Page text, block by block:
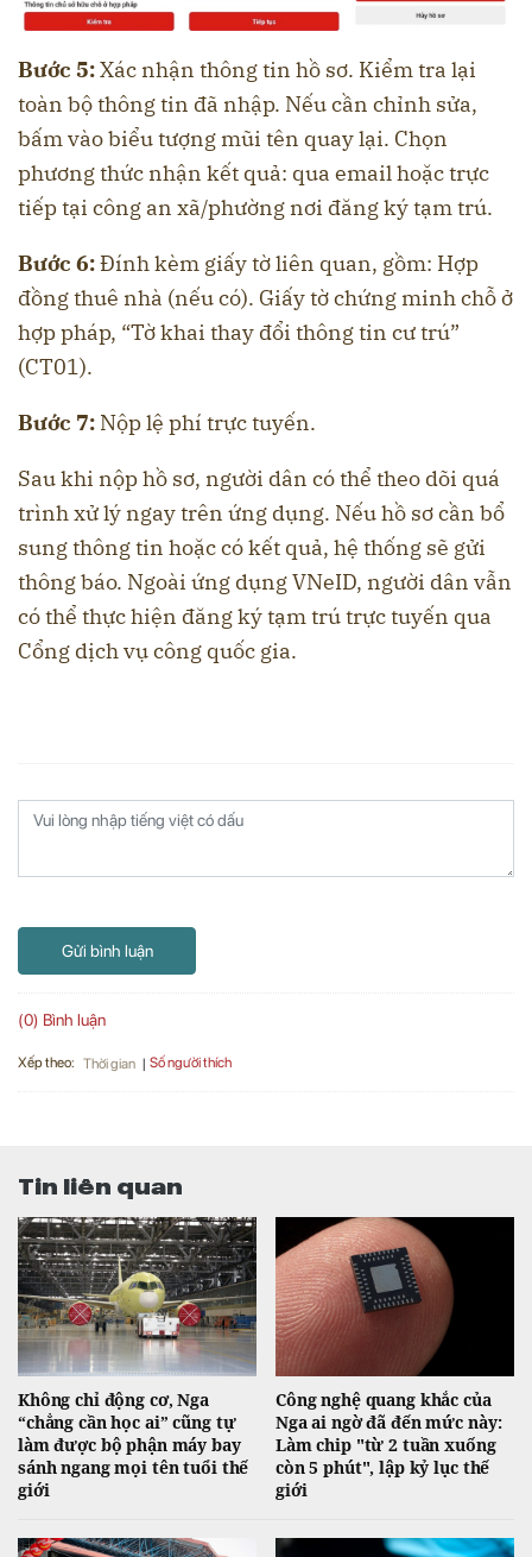
Bước 5:Xác nhận thông tin hồ sơ. Kiểm tra lại
toàn bộ thông tin đã nhập. Nếu cần chỉnh sửa,
bấm vào biểu tượng mũi tên quay lại. Chọn
phương thức nhận kết quả: qua email hoặc trực
tiếp tại công an xã/phường nơi đăng ký tạm trú.
Bước 6:Đính kèm giấy tờ liên quan, gồm: Hợp
đồng thuê nhà (nếu có). Giấy tờ chứng minh chỗ ở
hợp pháp, “Tờ khai thay đổi thông tin cư trú”
(CT01).
Bước 7: Nộp lệ phí trực tuyến.
Sau khi nộp hồ sơ, người dân có thể theo dõi quá
trình xử lý ngay trên ứng dụng. Nếu hồ sơ cần bổ
sung thông tin hoặc có kết quả, hệ thống sẽ gửi
thông báo. Ngoài ứng dụng VNeID, người dân vẫn
có thể thực hiện đăng ký tạm trú trực tuyến qua
Cổng dịch vụ công quốc gia.
Gửi bình luận
(0) Bình luận
Xếp theo: Thời gian Số người thích
Tin liên quan
Không chỉ động cơ, Nga
“chẳng cần học ai” cũng tự
làm được bộ phận máy bay
sánh ngang mọi tên tuổi thế
giới
Công nghệ quang khắc của
Nga ai ngờ đã đến mức này:
Làm chip "từ 2 tuần xuống
còn 5 phút", lập kỷ lục thế
giới